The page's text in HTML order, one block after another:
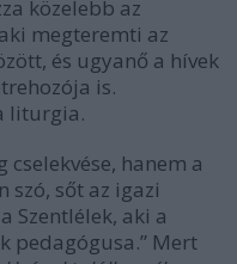
közelebb az
megteremti az
és ugyanő a hívek
is.
liturgia.
hanem a
szó, sőt az igazi
Szentlélek, aki a
pedagógusa.” Mert